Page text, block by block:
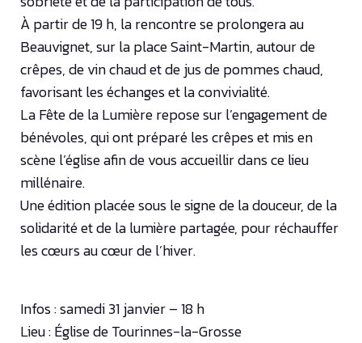
À partir de 19 h, la rencontre se prolongera au
Beauvignet, sur la place Saint-Martin, autour de
crêpes, de vin chaud et de jus de pommes chaud,
favorisant les échanges et la convivialité.
La Fête de la Lumière repose sur l’engagement de
bénévoles, qui ont préparé les crêpes et mis en
scène l’église afin de vous accueillir dans ce lieu
millénaire.
Une édition placée sous le signe de la douceur, de la
solidarité et de la lumière partagée, pour réchauffer
les cœurs au cœur de l’hiver.
Infos : samedi 31 janvier – 18 h
Lieu : Église de Tourinnes-la-Grosse